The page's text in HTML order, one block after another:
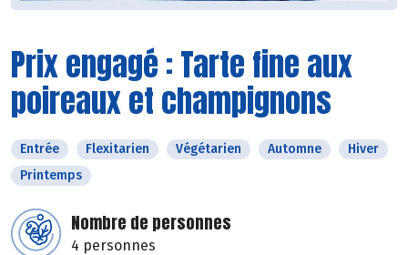
Prix engagé : Tarte fine aux
poireaux et champignons
Entrée Flexitarien Végétarien Automne
Hiver
Printemps
Nombre de personnes
4 personnes